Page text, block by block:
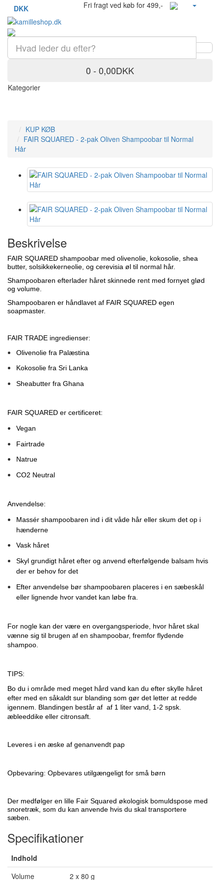
DKK Fri fragt ved køb for 499,-
0 - 0,00DKK
Kategorier
KUP KØB
FAIR SQUARED - 2-pak Oliven Shampoobar til Normal
Hår
Beskrivelse
FAIR SQUARED shampoobar med olivenolie, kokosolie, shea
butter, solsikkekerneolie, og cerevisia øl til normal hår.
Shampoobaren efterlader håret skinnede rent med fornyet glød
og volume.
Shampoobaren er håndlavet af FAIR SQUARED egen
soapmaster.
FAIR TRADE ingredienser:
Olivenolie fra Palæstina
Kokosolie fra Sri Lanka
Sheabutter fra Ghana
FAIR SQUARED er certificeret:
Vegan
Fairtrade
Natrue
CO2 Neutral
Anvendelse:
Massér shampoobaren ind i dit våde hår eller skum det op i
hænderne
Vask håret
Skyl grundigt håret efter og anvend efterfølgende balsam hvis
der er behov for det
Efter anvendelse bør shampoobaren placeres i en sæbeskål
eller lignende hvor vandet kan løbe fra.
For nogle kan der være en overgangsperiode, hvor håret skal
vænne sig til brugen af en shampoobar, fremfor flydende
shampoo.
TIPS:
Bo du i område med meget hård vand kan du efter skylle håret
efter med en såkaldt sur blanding som gør det letter at redde
igennem. Blandingen består af af 1 liter vand, 1-2 spsk.
æbleeddike eller citronsaft.
Leveres i en æske af genanvendt pap
Opbevaring: Opbevares utilgængeligt for små børn
Der medfølger en lille Fair Squared økologisk bomuldspose med
snoretræk, som du kan anvende hvis du skal transportere
sæben.
Specifikationer
Indhold
Volume
2 x 80 g